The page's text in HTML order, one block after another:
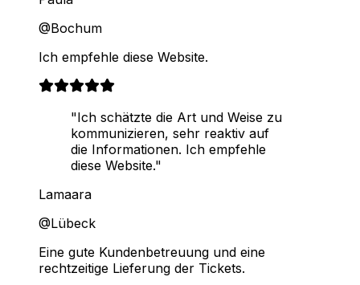
@Bochum
Ich empfehle diese Website.
"Ich schätzte die Art und Weise zu
kommunizieren, sehr reaktiv auf
die Informationen. Ich empfehle
diese Website."
Lamaara
@Lübeck
Eine gute Kundenbetreuung und eine
rechtzeitige Lieferung der Tickets.